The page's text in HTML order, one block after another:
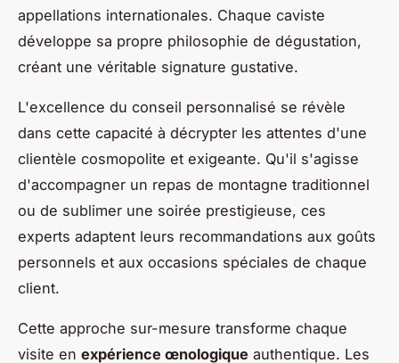
appellations internationales. Chaque caviste
développe sa propre philosophie de dégustation,
créant une véritable signature gustative.
L'excellence du conseil personnalisé se révèle
dans cette capacité à décrypter les attentes d'une
clientèle cosmopolite et exigeante. Qu'il s'agisse
d'accompagner un repas de montagne traditionnel
ou de sublimer une soirée prestigieuse, ces
experts adaptent leurs recommandations aux goûts
personnels et aux occasions spéciales de chaque
client.
Cette approche sur-mesure transforme chaque
visite en expérience œnologique authentique. Les